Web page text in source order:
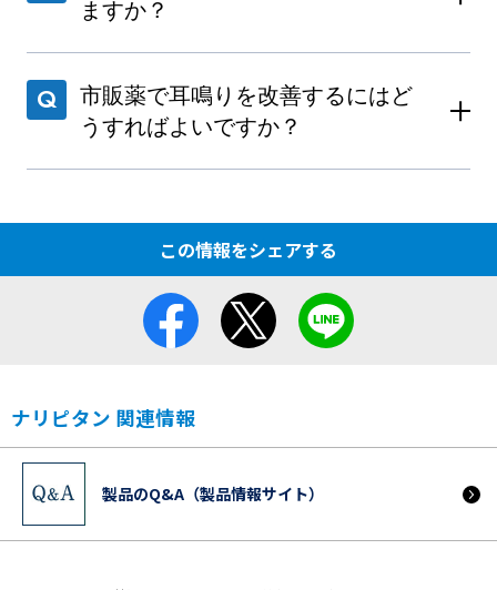
ますか？
市販薬で耳鳴りを改善するにはど
うすればよいですか？
この情報をシェアする
ナリピタン 関連情報
製品のQ&A（製品情報サイト）